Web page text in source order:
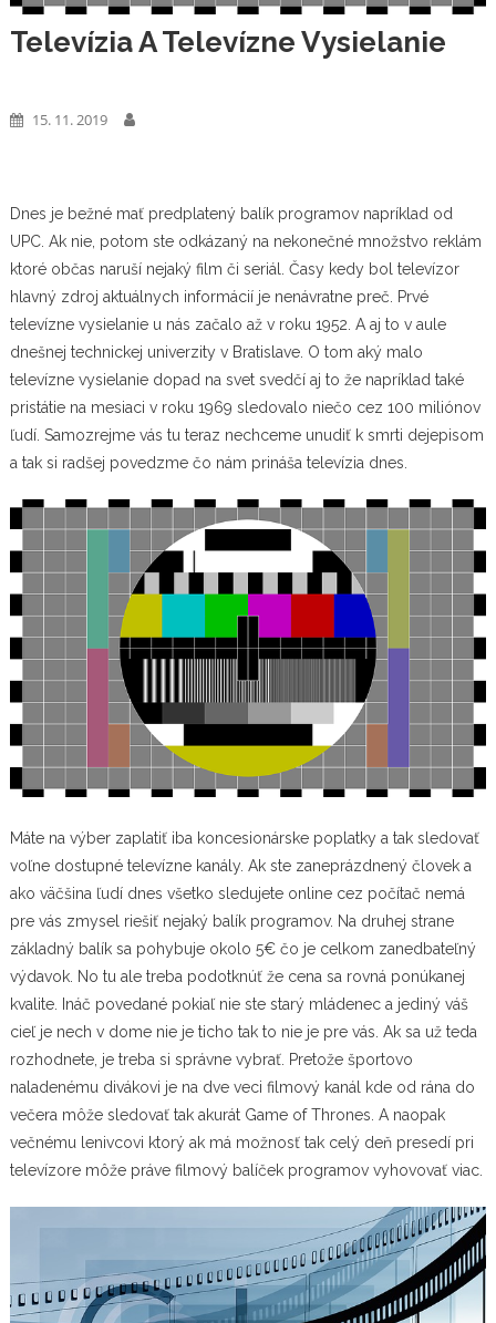
Televízia A Televízne Vysielanie
15. 11. 2019
Dnes je bežné mať predplatený balík programov napríklad od
UPC. Ak nie, potom ste odkázaný na nekonečné množstvo reklám
ktoré občas naruší nejaký film či seriál. Časy kedy bol televízor
hlavný zdroj aktuálnych informácií je nenávratne preč. Prvé
televízne vysielanie u nás začalo až v roku 1952. A aj to v aule
dnešnej technickej univerzity v Bratislave. O tom aký malo
televízne vysielanie dopad na svet svedčí aj to že napríklad také
pristátie na mesiaci v roku 1969 sledovalo niečo cez 100 miliónov
ľudí. Samozrejme vás tu teraz nechceme unudiť k smrti dejepisom
a tak si radšej povedzme čo nám prináša televízia dnes.
Máte na výber zaplatiť iba koncesionárske poplatky a tak sledovať
voľne dostupné televízne kanály. Ak ste zaneprázdnený človek a
ako väčšina ľudí dnes všetko sledujete online cez počítač nemá
pre vás zmysel riešiť nejaký balík programov. Na druhej strane
základný balík sa pohybuje okolo 5€ čo je celkom zanedbateľný
výdavok. No tu ale treba podotknúť že cena sa rovná ponúkanej
kvalite. Ináč povedané pokiaľ nie ste starý mládenec a jediný váš
cieľ je nech v dome nie je ticho tak to nie je pre vás. Ak sa už teda
rozhodnete, je treba si správne vybrať. Pretože športovo
naladenému divákovi je na dve veci filmový kanál kde od rána do
večera môže sledovať tak akurát Game of Thrones. A naopak
večnému lenivcovi ktorý ak má možnosť tak celý deň presedí pri
televízore môže práve filmový balíček programov vyhovovať viac.